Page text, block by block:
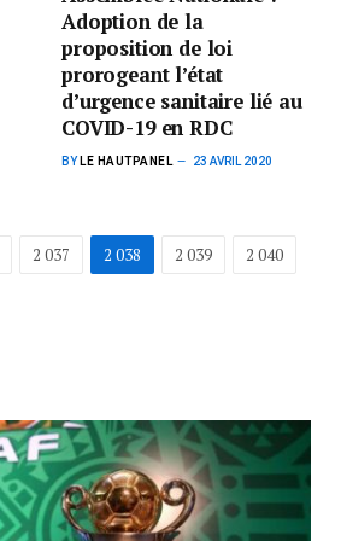
Adoption de la
proposition de loi
prorogeant l’état
d’urgence sanitaire lié au
COVID-19 en RDC
BY LE HAUTPANEL 23 AVRIL 2020
2 037 2 038 2 039
2 040